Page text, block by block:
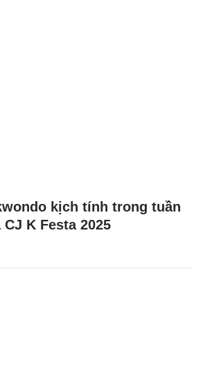
kịch tính trong tuần
K Festa 2025